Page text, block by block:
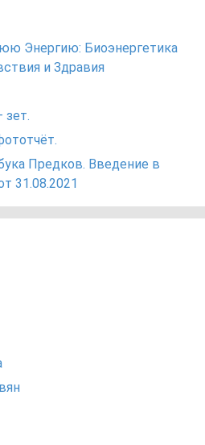
Энергию: Биоэнергетика
и Здравия
зет.
Предков. Введение в
31.08.2021